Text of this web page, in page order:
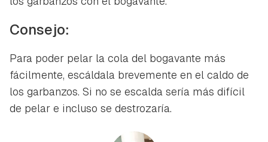
Consejo:
Para poder pelar la cola del bogavante más
fácilmente, escáldala brevemente en el caldo de
los garbanzos. Si no se escalda sería más difícil
de pelar e incluso se destrozaría.